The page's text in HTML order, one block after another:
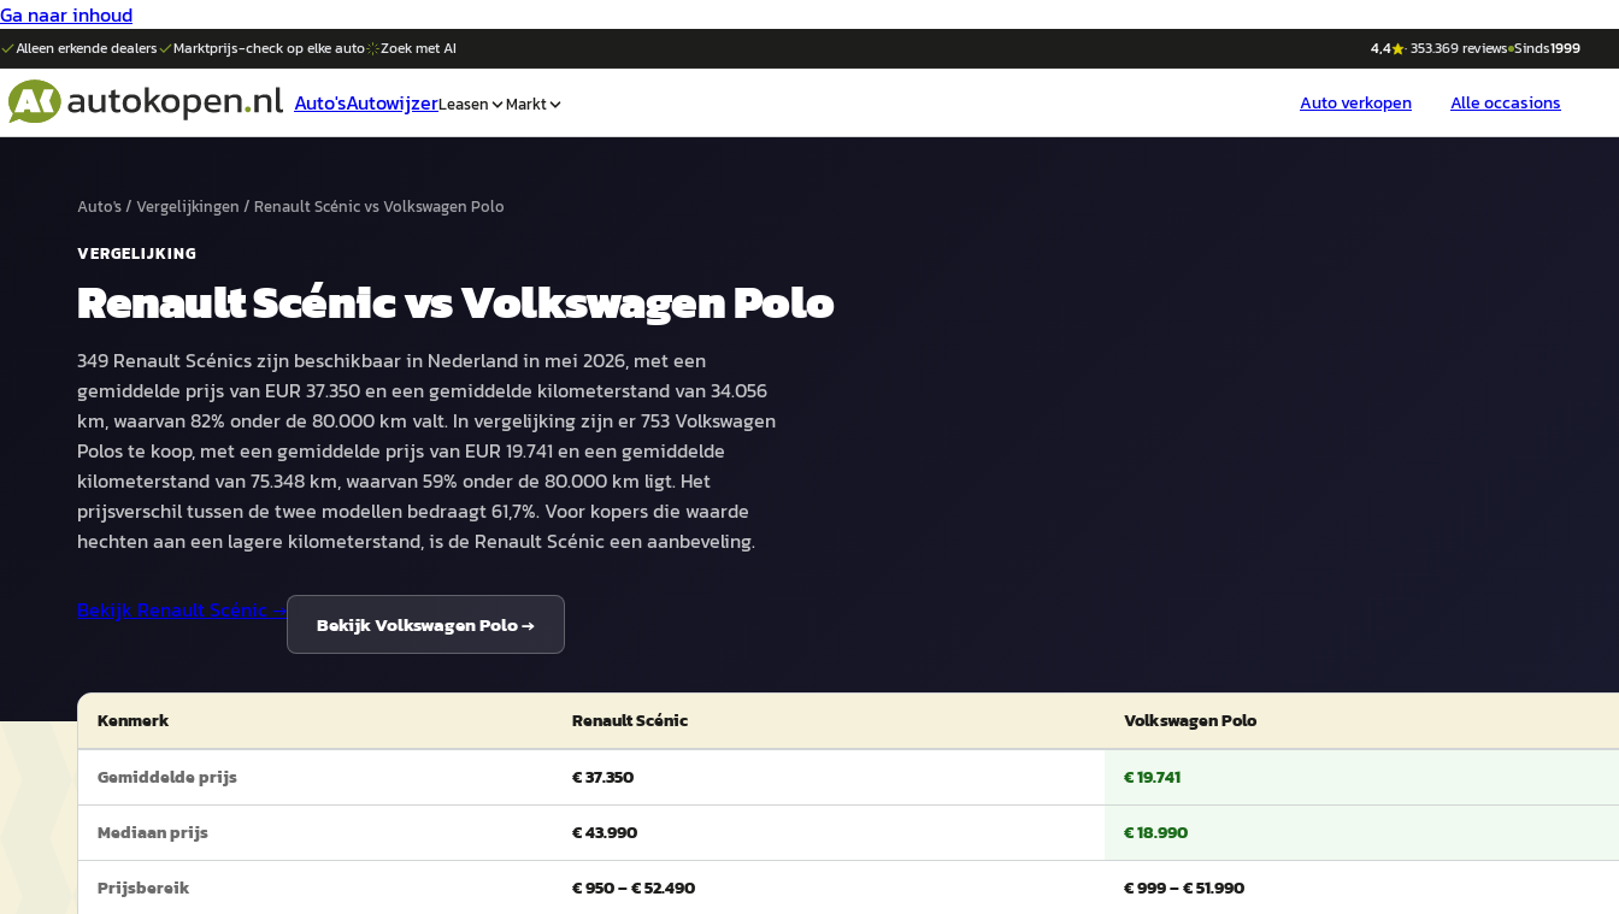
Ga naar inhoud
Alleen erkende dealers Marktprijs-check op elkeauto Zoek met AI 4,4 ·353.369reviews Sinds1999
Auto'sAutowijzerLeasen Markt Autoverkopen Alle occasions
Auto's/ Vergelijkingen / Renault ScénicvsVolkswagen Polo
VERGELIJKING
Renault ScénicvsVolkswagen Polo
349 Renault Scénics zijn beschikbaar in Nederland in mei 2026, met een
gemiddelde prijs van EUR 37.350 en een gemiddelde kilometerstand van 34.056
km, waarvan 82% onder de 80.000 km valt. In vergelijking zijn er 753 Volkswagen
Polos te koop, met een gemiddelde prijs van EUR 19.741 en een gemiddelde
kilometerstand van 75.348 km, waarvan 59% onder de 80.000 km ligt. Het
prijsverschil tussen de twee modellen bedraagt 61,7%. Voor kopers die waarde
hechten aan een lagere kilometerstand, is de Renault Scénic een aanbeveling.
Bekijk Renault Scénic→
BekijkVolkswagen Polo→
Kenmerk Renault Scénic Volkswagen Polo
Gemiddelde prijs € 37.350 € 19.741
Mediaan prijs € 43.990 € 18.990
Prijsbereik € 950 – € 52.490 € 999 – € 51.990